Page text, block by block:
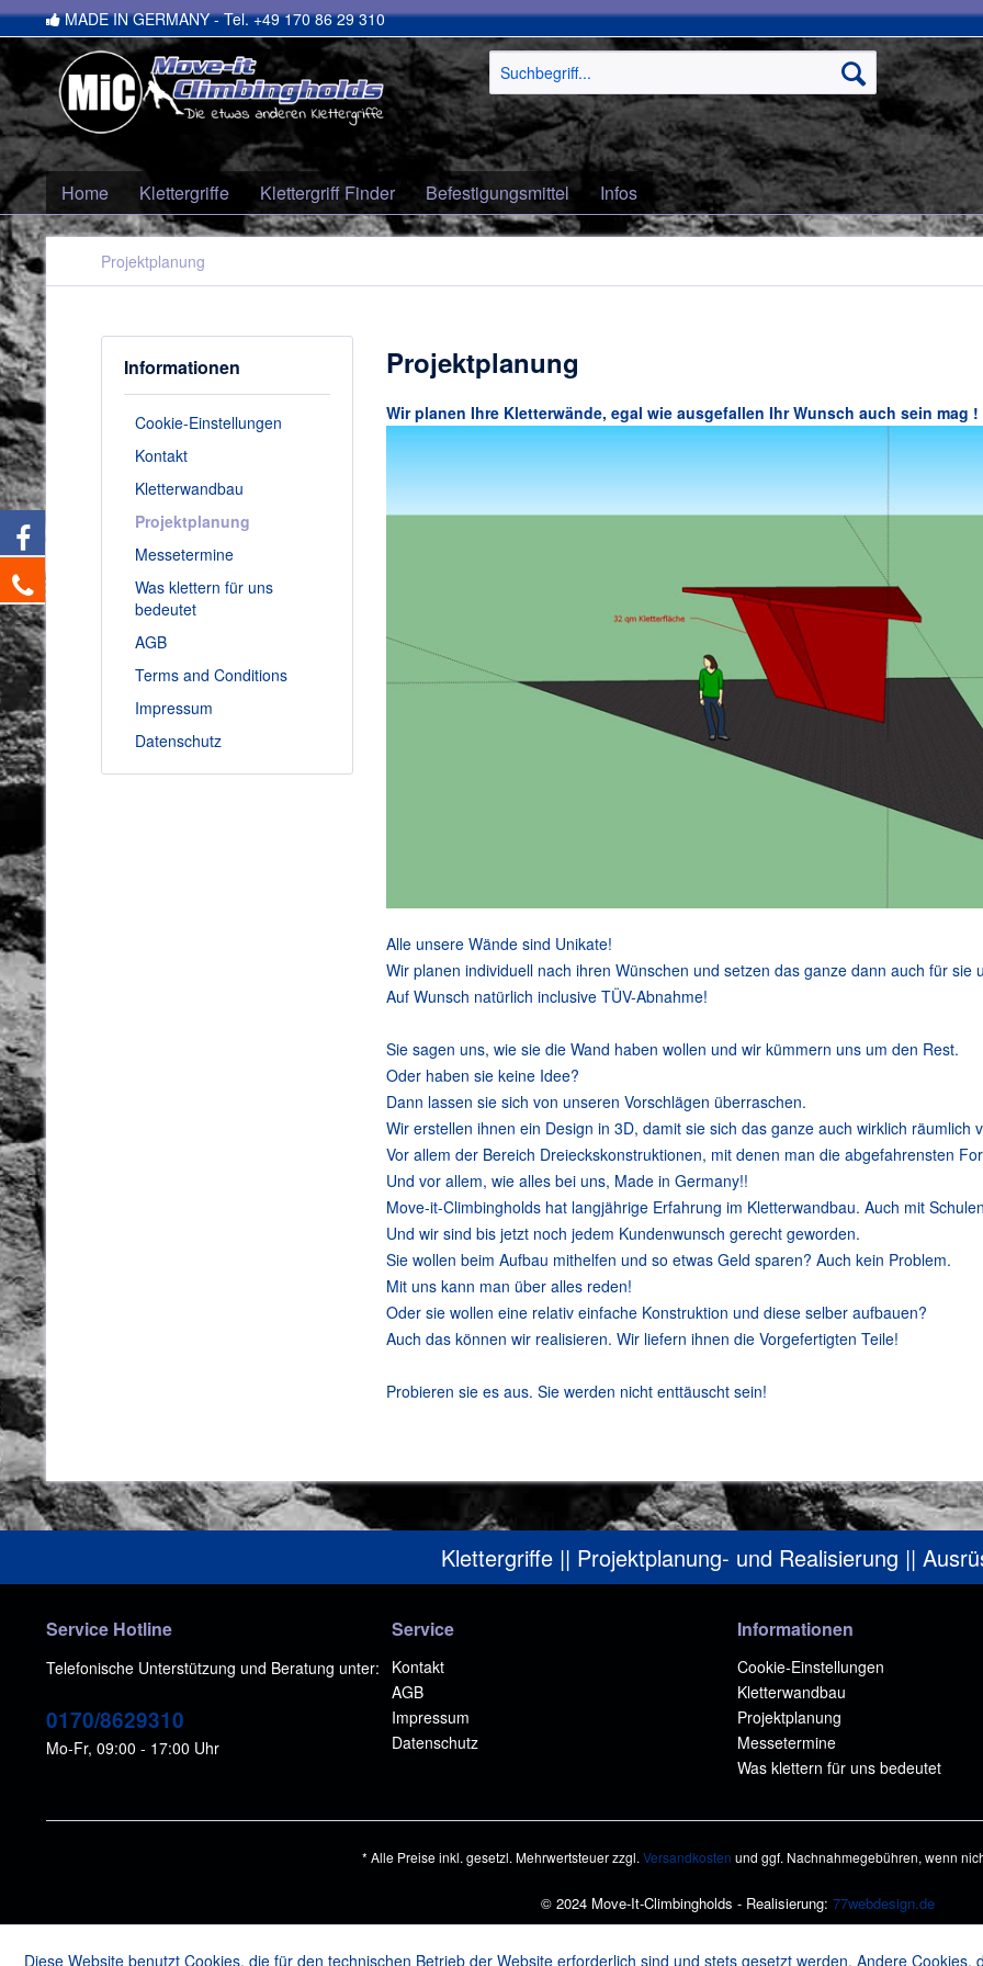
MADE IN GERMANY - Tel. +49 170 86 29 310
Home Klettergriffe Klettergriff Finder Befestigungsmittel Infos
Projektplanung
Informationen
Cookie-Einstellungen
Kontakt
Kletterwandbau
Projektplanung
Messetermine
Was klettern für uns
bedeutet
AGB
Terms and Conditions
Impressum
Datenschutz
Projektplanung
Wir planen Ihre Kletterwände, egal wie ausgefallen Ihr Wunsch auch sein mag !
Alle unsere Wände sind Unikate!
Wir planen individuell nach ihren Wünschen und setzen das ganze dann auch für sie
Auf Wunsch natürlich inclusive TÜV-Abnahme!
Sie sagen uns, wie sie die Wand haben wollen und wir kümmern uns um den Rest.
Oder haben sie keine Idee?
Dann lassen sie sich von unseren Vorschlägen überraschen.
Wir erstellen ihnen ein Design in 3D, damit sie sich das ganze auch wirklich räumlich
Vor allem der Bereich Dreieckskonstruktionen, mit denen man die abgefahrensten
Und vor allem, wie alles bei uns, Made in Germany!!
Move-it-Climbingholds hat langjährige Erfahrung im Kletterwandbau. Auch mit
Und wir sind bis jetzt noch jedem Kundenwunsch gerecht geworden.
Sie wollen beim Aufbau mithelfen und so etwas Geld sparen? Auch kein Problem.
Mit uns kann man über alles reden!
Oder sie wollen eine relativ einfache Konstruktion und diese selber aufbauen?
Auch das können wir realisieren. Wir liefern ihnen die Vorgefertigten Teile!
Probieren sie es aus. Sie werden nicht enttäuscht sein!
Klettergriffe || Projektplanung- und Realisierung ||
Service Hotline
Telefonische Unterstützung und Beratung unter:
0170/8629310
Mo-Fr, 09:00 - 17:00 Uhr
Service
Kontakt
AGB
Impressum
Datenschutz
Informationen
Cookie-Einstellungen
Kletterwandbau
Projektplanung
Messetermine
Was klettern für uns bedeutet
* Alle Preise inkl. gesetzl. Mehrwertsteuer zzgl. Versandkosten und ggf. Nachnahmegebühren, wenn
© 2024 Move-It-Climbingholds - Realisierung: 77webdesign.de
Diese Website benutzt Cookies, die für den technischen Betrieb der Website erforderlich sind und stets gesetzt werden. Andere Cookies,